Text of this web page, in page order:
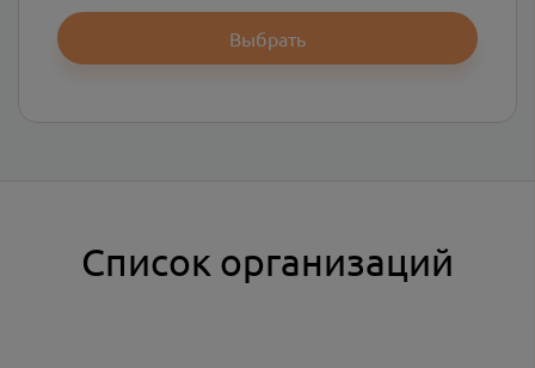
Выбрать
Список организаций